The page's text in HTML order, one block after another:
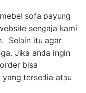
sofa payung
sengaja kami
Selain itu agar
Jika anda ingin
bisa
tersedia atau